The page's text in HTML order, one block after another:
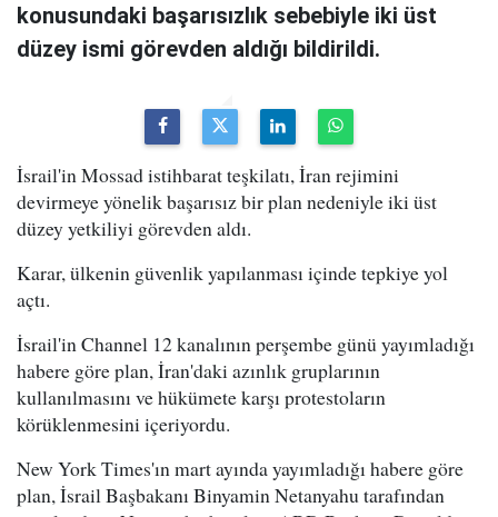
konusundaki başarısızlık sebebiyle iki üst
düzey ismi görevden aldığı bildirildi.
İsrail'in Mossad istihbarat teşkilatı, İran rejimini
devirmeye yönelik başarısız bir plan nedeniyle iki üst
düzey yetkiliyi görevden aldı.
Karar, ülkenin güvenlik yapılanması içinde tepkiye yol
açtı.
İsrail'in Channel 12 kanalının perşembe günü yayımladığı
habere göre plan, İran'daki azınlık gruplarının
kullanılmasını ve hükümete karşı protestoların
körüklenmesini içeriyordu.
New York Times'ın mart ayında yayımladığı habere göre
plan, İsrail Başbakanı Binyamin Netanyahu tarafından